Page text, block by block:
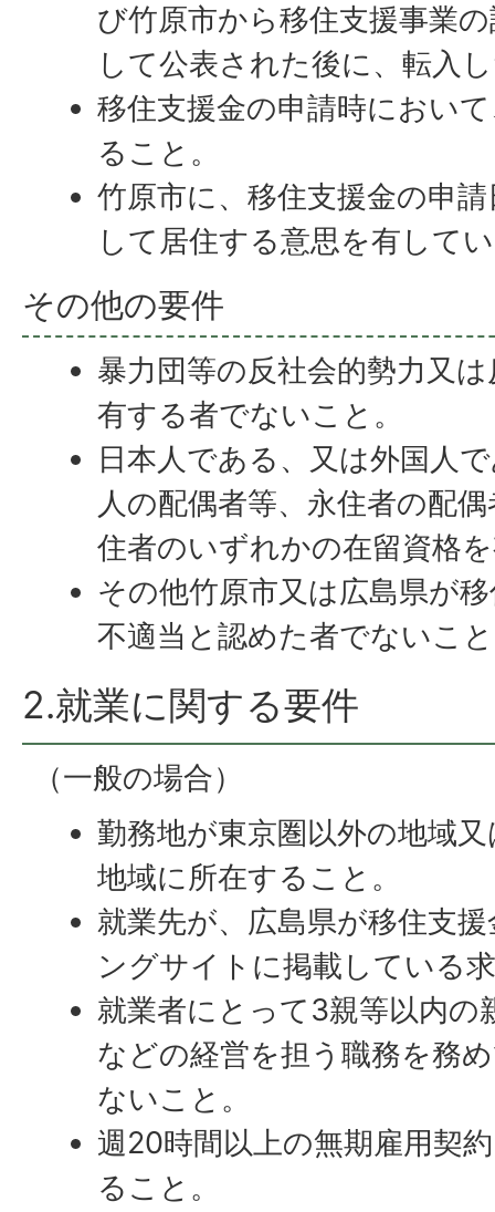
び竹原市から移住支援事業
して公表された後に、転入
移住支援金の申請時におい
ること。
竹原市に、移住支援金の申
して居住する意思を有して
その他の要件
暴力団等の反社会的勢力又
有する者でないこと。
日本人である、又は外国人
人の配偶者等、永住者の配
住者のいずれかの在留資格
その他竹原市又は広島県が
不適当と認めた者でないこ
2.就業に関する要件
（一般の場合）
勤務地が東京圏以外の地域
地域に所在すること。
就業先が、広島県が移住支
ングサイトに掲載している
就業者にとって3親等以内の
などの経営を担う職務を務
ないこと。
週20時間以上の無期雇用契
ること。